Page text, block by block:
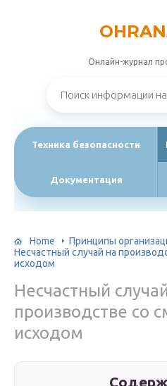
Онлайн-журнал
Техника безопасности
Документация
Home
Принципы
Несчастный случай на
исходом
Несчастный
производстве со
исходом